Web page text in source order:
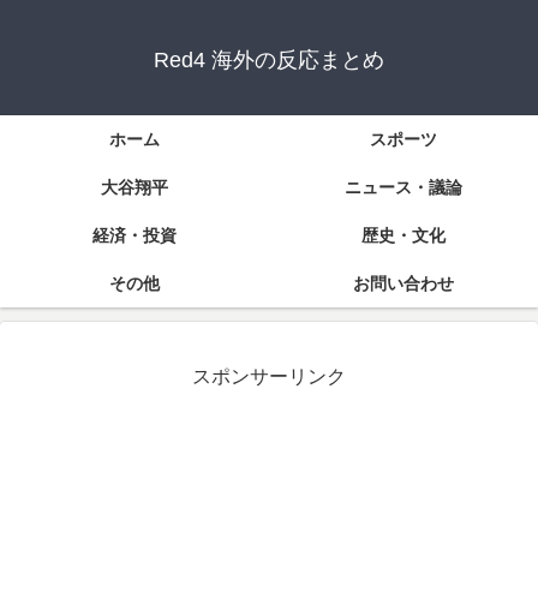
Red4 海外の反応まとめ
ホーム スポーツ
大谷翔平 ニュース・議論
経済・投資 歴史・文化
その他 お問い合わせ
スポンサーリンク